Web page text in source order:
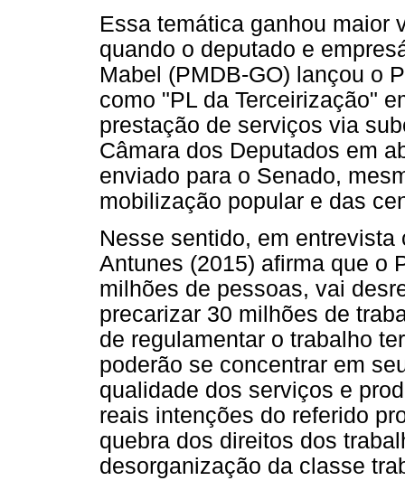
Essa temática ganhou maior
quando o deputado e
Mabel (PMDB-GO) lançou o
como "PL da Terceirização"
prestação de serviços via
Câmara dos Deputados em
enviado para o Senado,
mobilização popular e das
Nesse sentido, em
Antunes (2015) afirma que o
milhões de pessoas, vai
precarizar 30 milhões de
de regulamentar o trabalho
poderão se concentrar em
qualidade dos serviços e
reais intenções do referido
quebra dos direitos dos
desorganização da classe